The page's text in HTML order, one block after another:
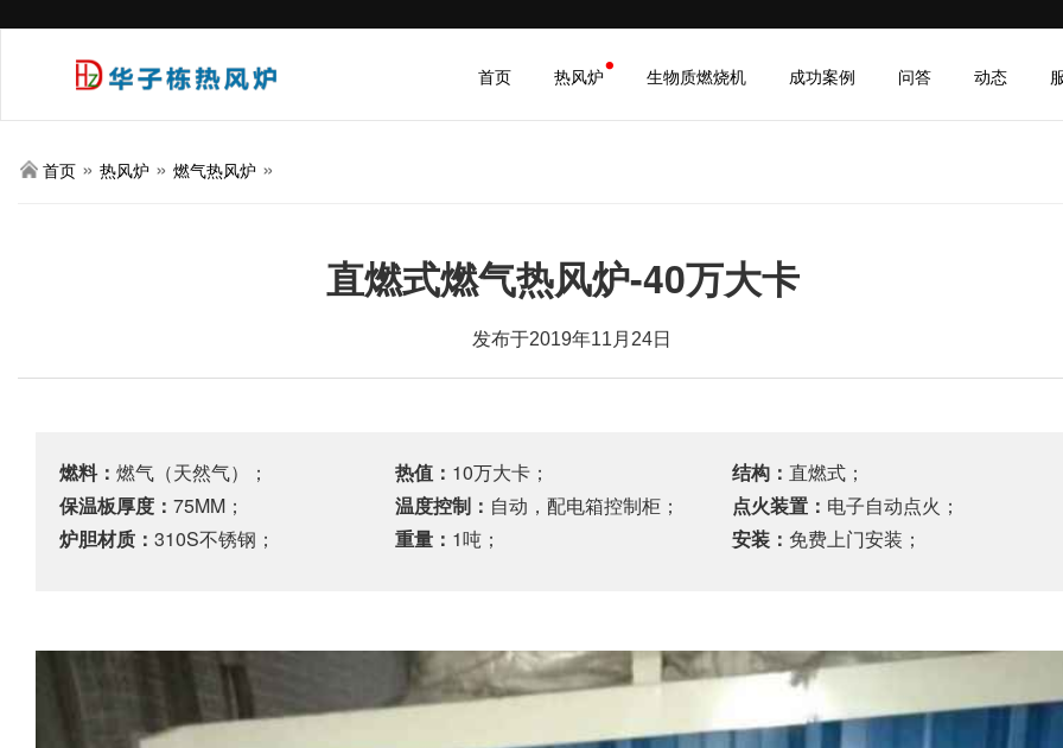
首页 热风炉 生物质燃烧机 成功案例 问答 动态
首页 » 热风炉 » 燃气热风炉 »
直燃式燃气热风炉-40万大卡
发布于2019年11月24日
燃料： 燃气（天然气）； 热值： 10万大卡； 结构： 直燃式；
保温板厚度： 75MM； 温度控制： 自动，配电箱控制柜； 点火装置： 电子自动点火；
炉胆材质： 310S不锈钢； 重量： 1吨； 安装： 免费上门安装；